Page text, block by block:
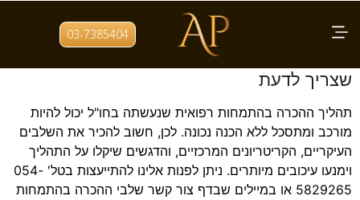
03-7385404 תגית: התמחות רפואית מחו"ל
תהליך הכרה ברופא מומחה בישראל – כל מה
שצריך לדעת
תהליך ההכרה בהתמחות רפואית שנעשתה בחו"ל יכול להיות
מורכב ומתסכל ללא הכנה נכונה. לכן, חשוב להכיר את השלבים
העיקריים, הקריטריונים המרכזיים, והדגשים שיקלו על התהליך
וימנעו עיכובים מיותרים. ניתן לפנות אלינו להתייעצות בטל' 054-
5829265 או במיילים שבדף צור קשר שלבי ההכרה בהתמחות